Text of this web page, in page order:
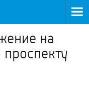
на